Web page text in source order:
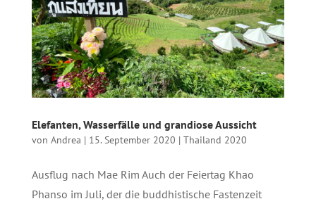
Elefanten, Wasserfälle und grandiose Aussicht
von Andrea | 15. September 2020 | Thailand 2020
Ausflug nach Mae Rim Auch der Feiertag Khao
Phanso im Juli, der die buddhistische Fastenzeit